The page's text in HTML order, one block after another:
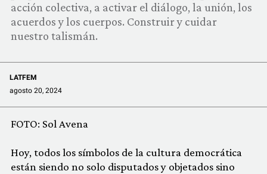
QUIÉNES SOMOS
acción colectiva, a activar el diálogo, la unión, los
acuerdos y los cuerpos. Construir y cuidar
nuestro talismán.
LATFEM
agosto 20, 2024
FOTO: Sol Avena
Hoy, todos los símbolos de la cultura democrática
están siendo no solo disputados y objetados sino